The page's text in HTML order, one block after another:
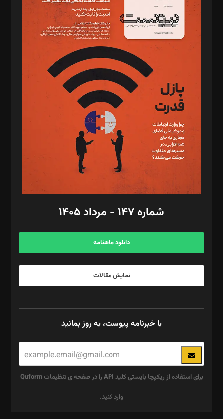
د‌بیر ناداستان: سمانه سمیع
د‌بیر خدمت و تجارت: ابوالفضل رجبی
د‌بیر حقوق فناوری: حسام‌الدین ایپکچی
د‌بیر پیوست جهان: مینا پاکدل
د‌بیر تحریریه آنلاین: بابک نقاش
تحریریه‌: مجتبی محمود‌ی، آرش برهمند، یسنا امان‌پور، سروش کرمیان،
مصطفی مسجدی آرانی، ابوالفضل رجبی، زهرا فکرانه، فائزه فتحی
رستمی،مصطفی باستان
ویرایش: نگار استاد‌‌آقا
طراح یونیفرم: مجید توکلی
فیلمبرداری و عکاسی: امیر شفیعی، مانی لطفی زاده
گرافیک و صفحه‌آرایی: سید‌سبحان‌علی ثابت
مد‌یر توسعه تجاری: کامبیز برید‌
امور مالی: شاپور رهبری، محمد‌ کاظمی‌نیا
آگهی و مشترکین: ۰۹۱۹۹۹۹۰۴۵۴
شماره ۱۴۷ - مرداد ۱۴۰۵
دانلود ماهنامه
نمایش مقالات
با خبرنامه پیوست، به روز بمانید
برای استفاده از ریکپچا بایستی کلید API را در صفحه ی تنظیمات Quform
وارد کنید.